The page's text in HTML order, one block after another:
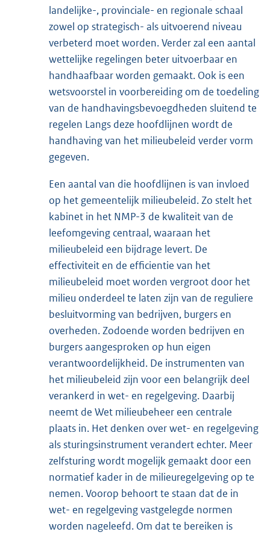
landelijke-, provinciale- en regionale schaal
zowel op strategisch- als uitvoerend niveau
verbeterd moet worden. Verder zal een aantal
wettelijke regelingen beter uitvoerbaar en
handhaafbaar worden gemaakt. Ook is een
wetsvoorstel in voorbereiding om de toedeling
van de handhavingsbevoegdheden sluitend te
regelen Langs deze hoofdlijnen wordt de
handhaving van het milieubeleid verder vorm
gegeven.
Een aantal van die hoofdlijnen is van invloed
op het gemeentelijk milieubeleid. Zo stelt het
kabinet in het NMP-3 de kwaliteit van de
leefomgeving centraal, waaraan het
milieubeleid een bijdrage levert. De
effectiviteit en de efficientie van het
milieubeleid moet worden vergroot door het
milieu onderdeel te laten zijn van de reguliere
besluitvorming van bedrijven, burgers en
overheden. Zodoende worden bedrijven en
burgers aangesproken op hun eigen
verantwoordelijkheid. De instrumenten van
het milieubeleid zijn voor een belangrijk deel
verankerd in wet- en regelgeving. Daarbij
neemt de Wet milieubeheer een centrale
plaats in. Het denken over wet- en regelgeving
als sturingsinstrument verandert echter. Meer
zelfsturing wordt mogelijk gemaakt door een
normatief kader in de milieuregelgeving op te
nemen. Voorop behoort te staan dat de in
wet- en regelgeving vastgelegde normen
worden nageleefd. Om dat te bereiken is